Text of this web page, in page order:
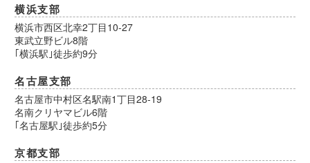
横浜支部
横浜市西区北幸2丁目10-27
東武立野ビル8階
｢横浜駅｣徒歩約9分
名古屋支部
名古屋市中村区名駅南1丁目28-19
名南クリヤマビル6階
｢名古屋駅｣徒歩約5分
京都支部